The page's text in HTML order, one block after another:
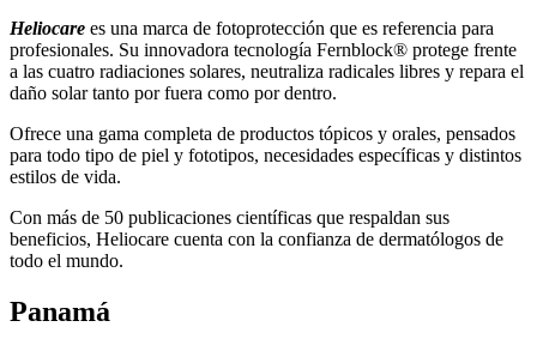
Heliocare es una marca de fotoprotección que es referencia para
profesionales. Su innovadora tecnología Fernblock® protege frente
a las cuatro radiaciones solares, neutraliza radicales libres y repara el
daño solar tanto por fuera como por dentro.
Ofrece una gama completa de productos tópicos y orales, pensados
para todo tipo de piel y fototipos, necesidades específicas y distintos
estilos de vida.
Con más de 50 publicaciones científicas que respaldan sus
beneficios, Heliocare cuenta con la confianza de dermatólogos de
todo el mundo.
Panamá